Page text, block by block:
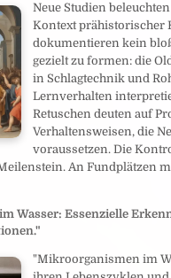
Neue Studien
Kontext prähistorischer
dokumentieren kein
gezielt zu formen: die
in Schlagtechnik und
Lernverhalten
Retuschen deuten auf
Verhaltensweisen, die
voraussetzen. Die
An Fundplätzen
Wasser: Essenzielle
"Mikroorganismen im